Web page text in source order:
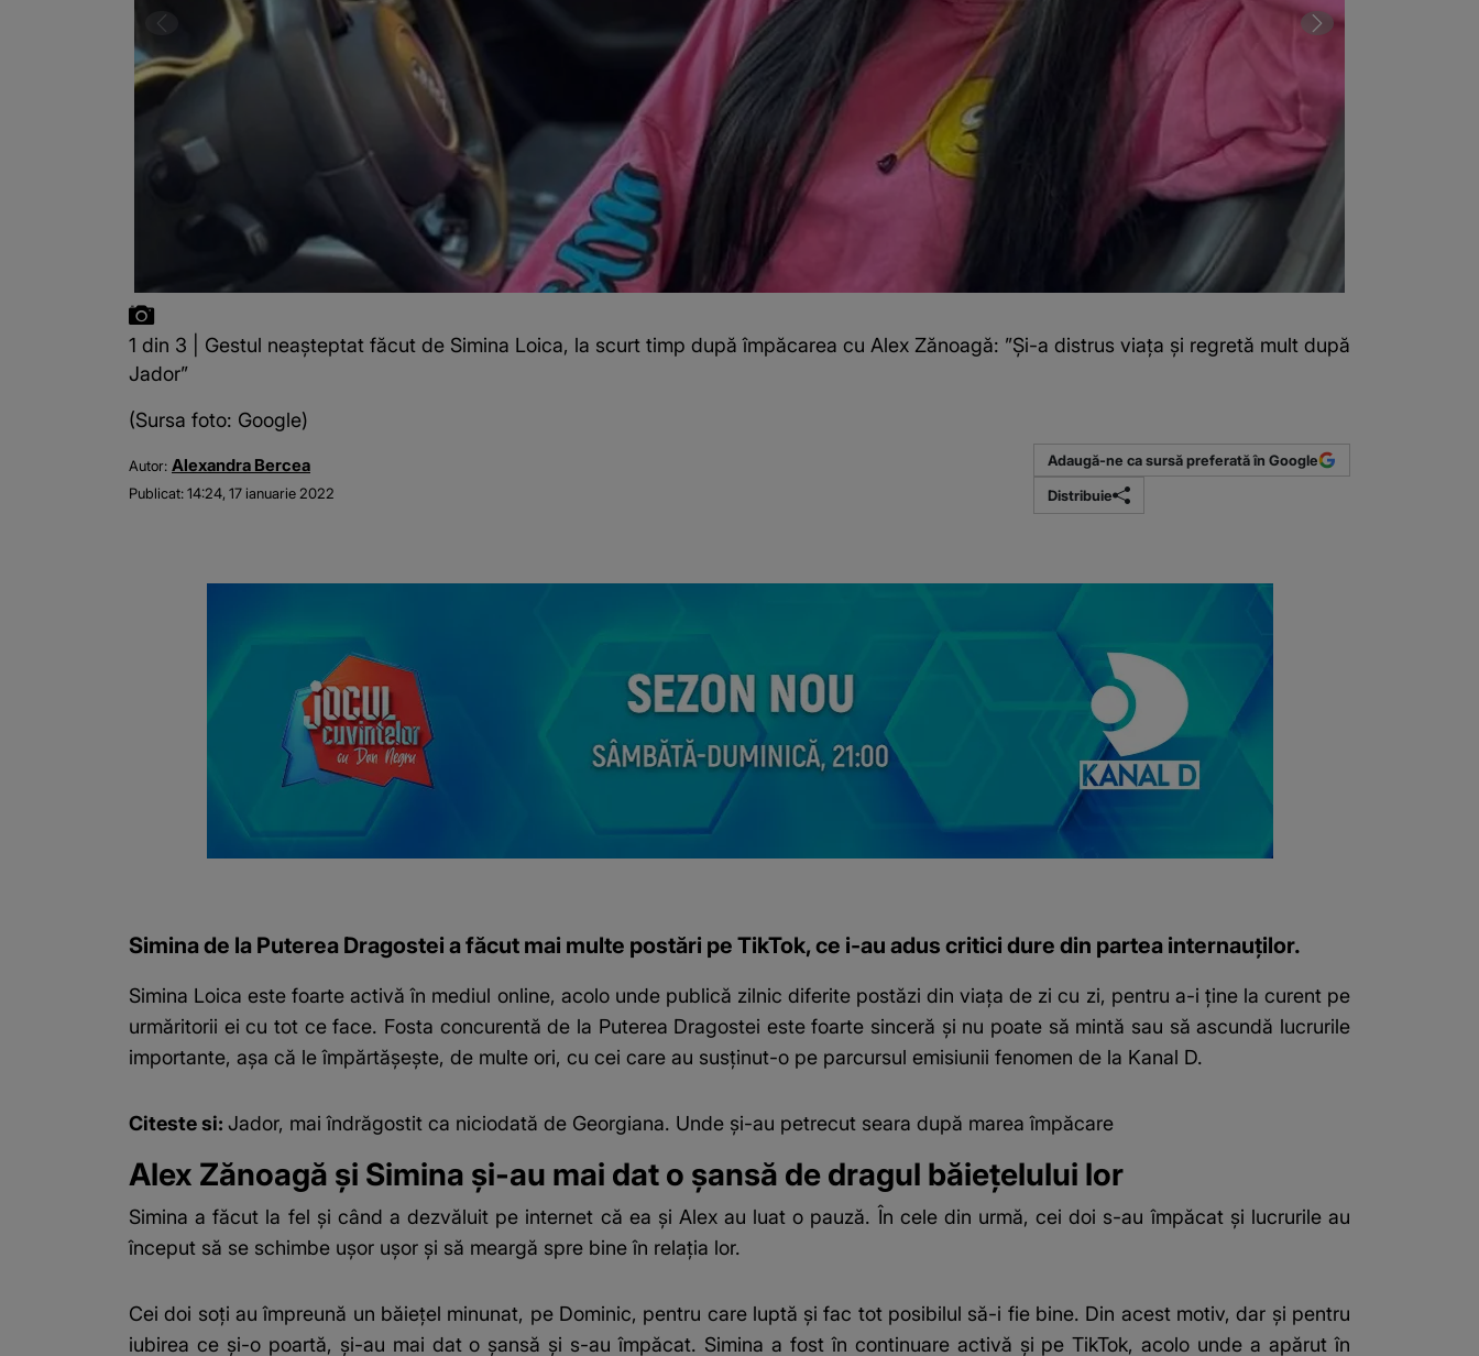
1 din 3 | Gestul neașteptat făcut de Simina Loica, la scurt timp după împăcarea cu Alex Zănoagă: ”Și-a distrus viața și regretă mult după
Jador”
(Sursa foto: Google)
Autor: Alexandra Bercea
Publicat:14:24, 17 ianuarie 2022
Adaugă-ne ca sursă preferată în Google
Distribuie
Simina de la Puterea Dragostei a făcut mai multe postări pe TikTok, ce i-au adus critici dure din partea internauților.
Simina Loica este foarte activă în mediul online, acolo unde publică zilnic diferite postăzi din viața de zi cu zi, pentru a-i ține la curent pe
urmăritorii ei cu tot ce face. Fosta concurentă de la Puterea Dragostei este foarte sinceră și nu poate să mintă sau să ascundă lucrurile
importante, așa că le împărtășește, de multe ori, cu cei care au susținut-o pe parcursul emisiunii fenomen de la Kanal D.
Citeste si: Jador, mai îndrăgostit ca niciodată de Georgiana. Unde și-au petrecut seara după marea împăcare
Alex Zănoagă și Simina și-au mai dat o șansă de dragul băiețelului lor
Simina a făcut la fel și când a dezvăluit pe internet că ea și Alex au luat o pauză. În cele din urmă, cei doi s-au împăcat și lucrurile au
început să se schimbe ușor ușor și să meargă spre bine în relația lor.
Cei doi soți au împreună un băiețel minunat, pe Dominic, pentru care luptă și fac tot posibilul să-i fie bine. Din acest motiv, dar și pentru
iubirea ce și-o poartă, și-au mai dat o șansă și s-au împăcat. Simina a fost în continuare activă și pe TikTok, acolo unde a apărut în